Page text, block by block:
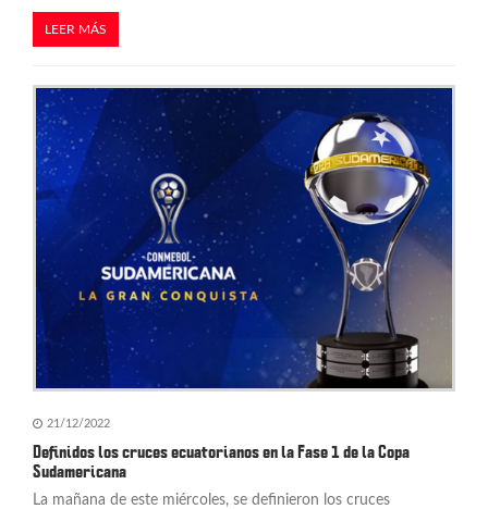
LEER MÁS
21/12/2022
Definidos los cruces ecuatorianos en la Fase 1 de la Copa
Sudamericana
La mañana de este miércoles, se definieron los cruces